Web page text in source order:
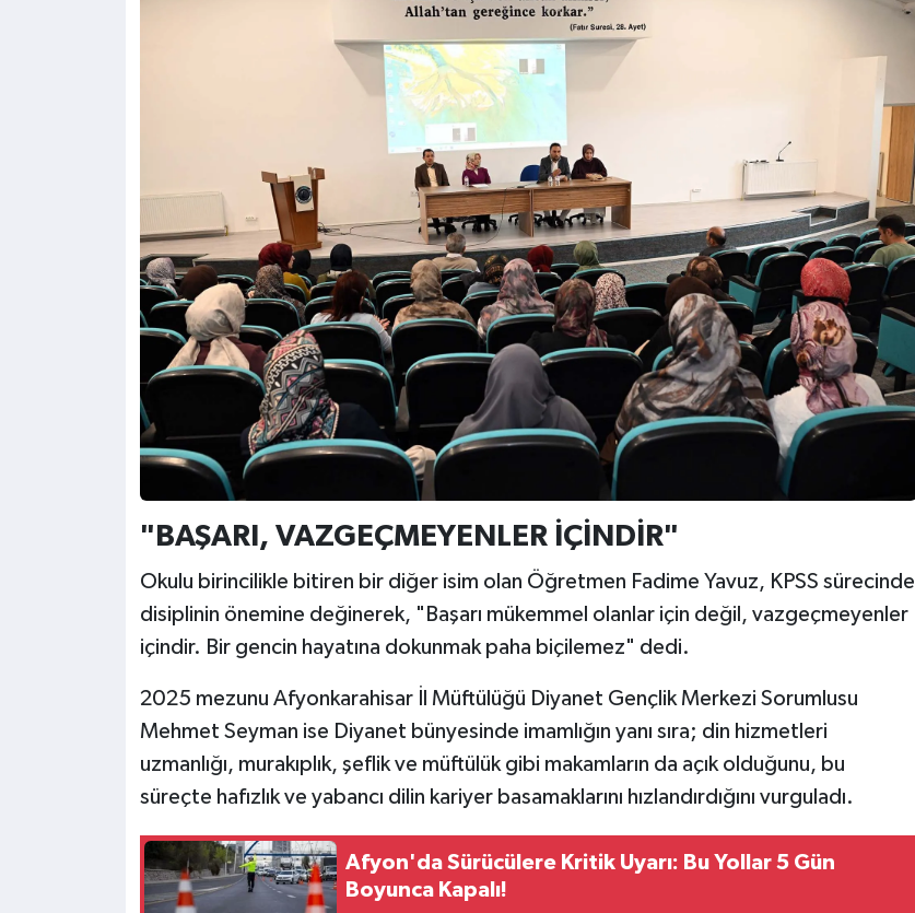
"BAŞARI, VAZGEÇMEYENLER İÇİNDİR"
Okulu birincilikle bitiren bir diğer isim olan Öğretmen Fadime Yavuz, KPSS sürecinde
disiplinin önemine değinerek, "Başarı mükemmel olanlar için değil, vazgeçmeyenler
içindir. Bir gencin hayatına dokunmak paha biçilemez" dedi.
2025 mezunu Afyonkarahisar İl Müftülüğü Diyanet Gençlik Merkezi Sorumlusu
Mehmet Seyman ise Diyanet bünyesinde imamlığın yanı sıra; din hizmetleri
uzmanlığı, murakıplık, şeflik ve müftülük gibi makamların da açık olduğunu, bu
süreçte hafızlık ve yabancı dilin kariyer basamaklarını hızlandırdığını vurguladı.
Afyon'da Sürücülere Kritik Uyarı: Bu Yollar 5 Gün
Boyunca Kapalı!